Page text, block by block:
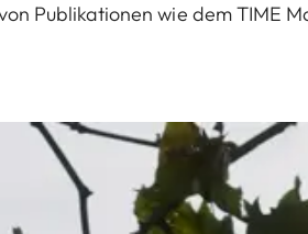
Publikationen wie dem TIME